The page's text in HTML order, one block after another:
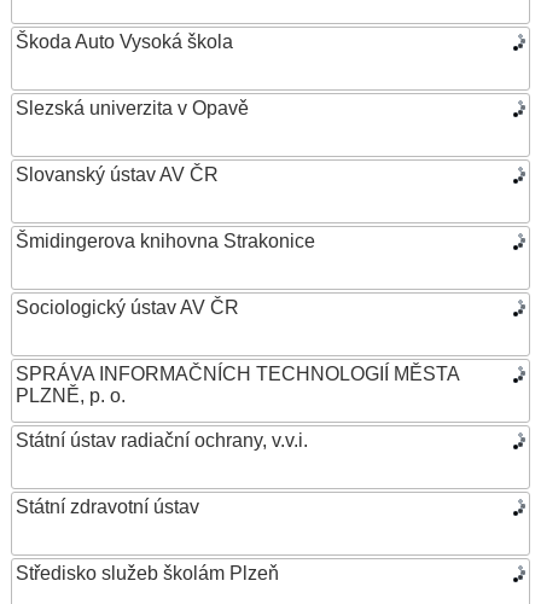
Škoda Auto Vysoká škola
Slezská univerzita v Opavě
Slovanský ústav AV ČR
Šmidingerova knihovna Strakonice
Sociologický ústav AV ČR
SPRÁVA INFORMAČNÍCH TECHNOLOGIÍ MĚSTA
PLZNĚ, p. o.
Státní ústav radiační ochrany, v.v.i.
Státní zdravotní ústav
Středisko služeb školám Plzeň